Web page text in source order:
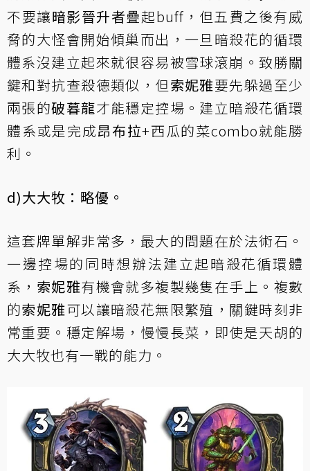
不要讓暗影晉升者疊起buff，但五費之後有威
脅的大怪會開始傾巢而出，一旦暗殺花的循環
體系沒建立起來就很容易被雪球滾崩。致勝關
鍵和對抗查殺德類似，但索妮雅要先躲過至少
兩張的破暮龍才能穩定控場。建立暗殺花循環
體系或是完成昂布拉+西瓜的菜combo就能勝
利。
d)大大牧：略優。
這套牌單解非常多，最大的問題在於法術石。
一邊控場的同時想辦法建立起暗殺花循環體
系， 索妮雅有機會就多複製幾隻在手上。複數
的索妮雅可以讓暗殺花無限繁殖，關鍵時刻非
常重要。穩定解場，慢慢長菜，即使是天胡的
大大牧也有一戰的能力。